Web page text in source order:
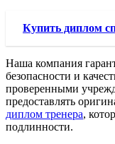
Купить диплом
Наша компания
безопасности и
проверенными
предоставлять
диплом тренера,
подлинности.